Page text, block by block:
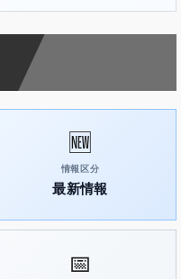
🆕
情報区分
最新情報
📅